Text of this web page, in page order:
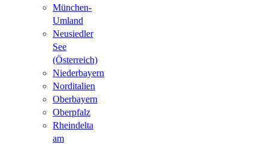
München-
Umland
Neusiedler
See
(Österreich)
Niederbayern
Norditalien
Oberbayern
Oberpfalz
Rheindelta
am